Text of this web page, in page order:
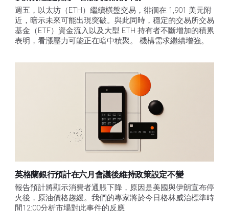
週五，以太坊（ETH）繼續橫盤交易，徘徊在 1,901 美元附
近，暗示未來可能出現突破。與此同時，穩定的交易所交易
基金（ETF）資金流入以及大型 ETH 持有者不斷增加的積累
表明，看漲壓力可能正在暗中積聚。 機構需求繼續增強。
英格蘭銀行預計在六月會議後維持政策設定不變
報告預計將顯示消費者通脹下降，原因是美國與伊朗宣布停
火後，原油價格趨緩。我們的專家將於今日格林威治標準時
間12:00分析市場對此事件的反應